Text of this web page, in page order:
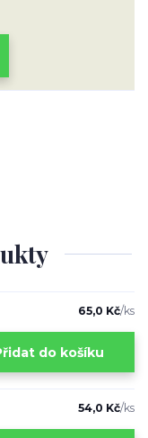
65,0 Kč/ks
do košíku
54,0 Kč/ks